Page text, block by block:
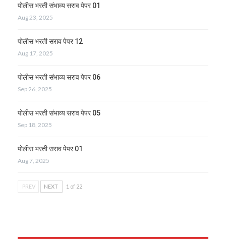
पोलीस भरती संभाव्य सराव पेपर 01
Aug 23, 2025
पोलीस भरती सराव पेपर 12
Aug 17, 2025
पोलीस भरती संभाव्य सराव पेपर 06
Sep 26, 2025
पोलीस भरती संभाव्य सराव पेपर 05
Sep 18, 2025
पोलीस भरती सराव पेपर 01
Aug 7, 2025
PREV NEXT 1 of 22